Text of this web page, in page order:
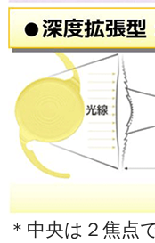
＊中央は２焦点